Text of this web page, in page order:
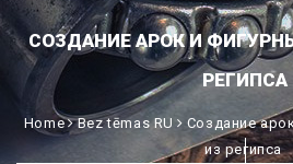
СОЗДАНИЕ АРОК И
РЕГИПСА
Home Bez tēmas RU
Создание
из регипса